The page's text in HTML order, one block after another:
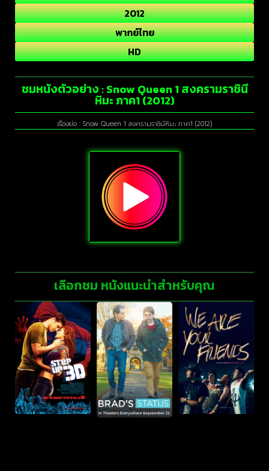
2012
พากย์ไทย
HD
ชมหนังตัวอย่าง : Snow Queen 1 สงครามราชินี
หิมะ ภาค1 (2012)
เรื่องย่อ : Snow Queen 1 สงครามราชินีหิมะ ภาค1 (2012)
เลือกชม หนังแนะนำสำหรับคุณ